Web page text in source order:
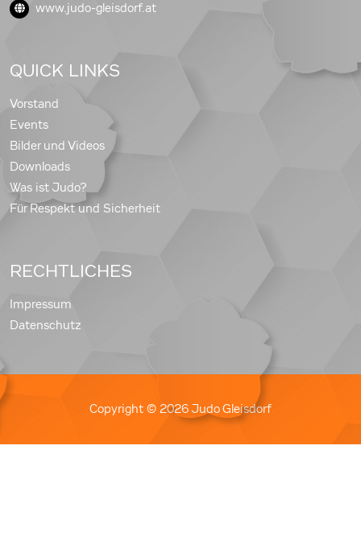
www.judo-gleisdorf.at
QUICK LINKS
Vorstand
Events
Bilder und Videos
Downloads
Was ist Judo?
Für Respekt und Sicherheit
RECHTLICHES
Impressum
Datenschutz
Copyright © 2026 Judo Gleisdorf